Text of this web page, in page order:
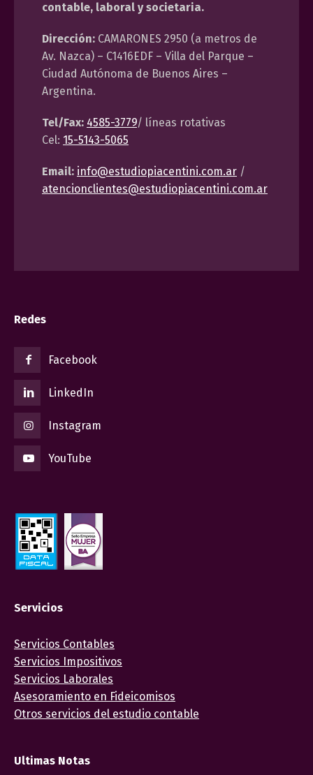
contable, laboral y societaria.
Dirección: CAMARONES 2950 (a metros de
Av. Nazca) – C1416EDF – Villa del Parque –
Ciudad Autónoma de Buenos Aires –
Argentina.
Tel/Fax: 4585-3779/ líneas rotativas
Cel: 15-5143-5065
Email: info@estudiopiacentini.com.ar /
atencionclientes@estudiopiacentini.com.ar
Redes
Facebook
LinkedIn
Instagram
YouTube
Servicios
Servicios Contables
Servicios Impositivos
Servicios Laborales
Asesoramiento en Fideicomisos
Otros servicios del estudio contable
Ultimas Notas